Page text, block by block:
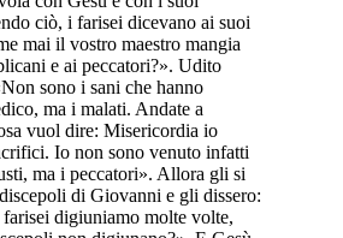
ciò, i farisei dicevano ai suoi
mai il vostro maestro mangia
e ai peccatori?». Udito
sono i sani che hanno
ma i malati. Andate a
vuol dire: Misericordia io
Io non sono venuto infatti
ma i peccatori». Allora gli si
di Giovanni e gli dissero:
farisei digiuniamo molte volte,